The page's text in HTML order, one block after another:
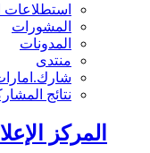
استطلاعات
المشورات
المدونات
منتدى
نتائج
المركز